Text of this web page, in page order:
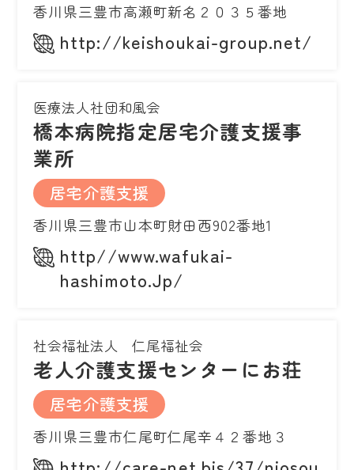
香川県三豊市高瀬町新名２０３５番地
http://keishoukai-group.net/
医療法人社団和風会
橋本病院指定居宅介護支援事
業所
居宅介護支援
香川県三豊市山本町財田西902番地1
http//www.wafukai-
hashimoto.Jp/
社会福祉法人 仁尾福祉会
老人介護支援センターにお荘
居宅介護支援
香川県三豊市仁尾町仁尾辛４２番地３